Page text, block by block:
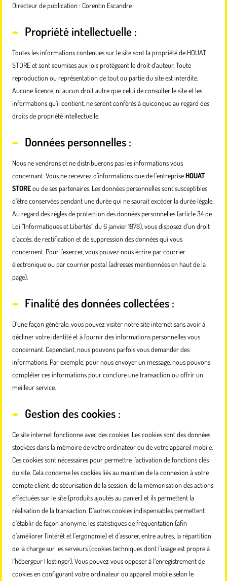
Directeur de publication : Corentin Escandre
Propriété intellectuelle :
Toutes les informations contenues sur le site sont la propriété de HOUAT
STORE et sont soumises aux lois protégeant le droit d’auteur. Toute
reproduction ou représentation de tout ou partie du site est interdite.
Aucune licence, ni aucun droit autre que celui de consulter le site et les
informations qu’il contient, ne seront conférés à quiconque au regard des
droits de propriété intellectuelle.
Données personnelles :
Nous ne vendrons et ne distribuerons pas les informations vous
concernant. Vous ne recevrez d’informations que de l’entrepriseHOUAT
STOREou de ses partenaires. Les données personnelles sont susceptibles
d’être conservées pendant une durée qui ne saurait excéder la durée légale.
Au regard des règles de protection des données personnelles (article 34 de
Loi “Informatiques et Libertés” du 6 janvier 1978), vous disposez d’un droit
d’accès, de rectification et de suppression des données qui vous
concernent. Pour l’exercer, vous pouvez nous écrire par courrier
électronique ou par courrier postal (adresses mentionnées en haut de la
page).
Finalité des données collectées :
D’une façon générale, vous pouvez visiter notre site internet sans avoir à
décliner votre identité et à fournir des informations personnelles vous
concernant. Cependant, nous pouvons parfois vous demander des
informations. Par exemple, pour nous envoyer un message, nous pouvons
compléter ces informations pour conclure une transaction ou offrir un
meilleur service.
Gestion des cookies :
Ce site internet fonctionne avec des cookies. Les cookies sont des données
stockées dans la mémoire de votre ordinateur ou de votre appareil mobile.
Ces cookies sont nécessaires pour permettre l’activation de fonctions clés
du site. Cela concerne les cookies liés au maintien de la connexion à votre
compte client, de sécurisation de la session, de la mémorisation des actions
effectuées sur le site (produits ajoutés au panier) et ils permettent la
réalisation de la transaction. D’autres cookies indispensables permettent
d’établir de façon anonyme, les statistiques de fréquentation (afin
d’améliorer l’intérêt et l’ergonomie) et d’assurer, entre autres, la répartition
de la charge sur les serveurs (cookies techniques dont l’usage est propre à
l’hébergeur Hostinger). Vous pouvez vous opposer à l’enregistrement de
cookies en configurant votre ordinateur ou appareil mobile selon le